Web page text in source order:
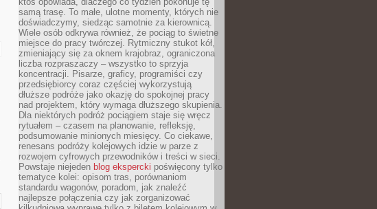
samą trasę. To małe, ulotne momenty, których nie
doświadczymy, siedząc samotnie za kierownicą.
Wiele osób odkrywa również, że pociąg to świetne
miejsce do pracy twórczej. Rytmiczny stukot kół,
zmieniający się za oknem krajobraz, ograniczona
liczba rozpraszaczy – wszystko to sprzyja
koncentracji. Pisarze, graficy, programiści czy
przedsiębiorcy coraz częściej wykorzystują
dłuższe podróże jako okazję do spokojnej pracy
nad projektem, który wymaga dłuższego skupienia.
Dla niektórych podróż pociągiem staje się wręcz
rytuałem – czasem na planowanie, refleksję,
podsumowanie minionych miesięcy. Co ciekawe,
renesans podróży kolejowych idzie w parze z
rozwojem cyfrowych przewodników i treści w sieci.
Powstaje niejeden blog ekspercki poświęcony tylko
tematyce kolei: opisom tras, porównaniom
standardu wagonów, poradom, jak znaleźć
najlepsze połączenia czy jak zorganizować